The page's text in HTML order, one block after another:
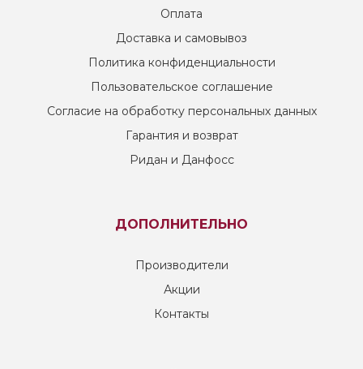
Оплата
Доставка и самовывоз
Политика конфиденциальности
Пользовательское соглашение
Согласие на обработку персональных данных
Гарантия и возврат
Ридан и Данфосс
ДОПОЛНИТЕЛЬНО
Производители
Акции
Контакты